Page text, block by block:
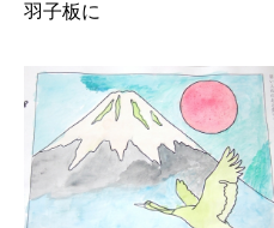
羽子板に